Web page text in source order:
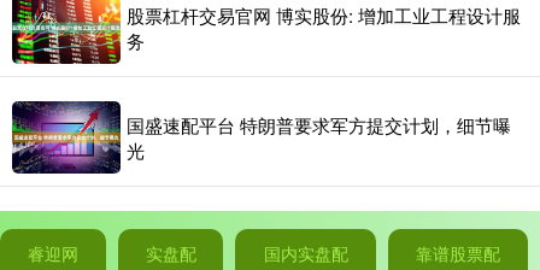
股票杠杆交易官网 博实股份: 增加工业工程设计服
务
国盛速配平台 特朗普要求军方提交计划，细节曝
光
睿迎网
实盘配
国内实盘配
靠谱股票配